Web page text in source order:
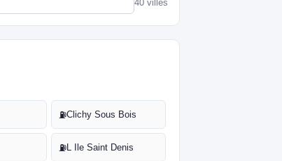
40 villes
⛽Clichy Sous Bois
⛽ L Ile Saint Denis